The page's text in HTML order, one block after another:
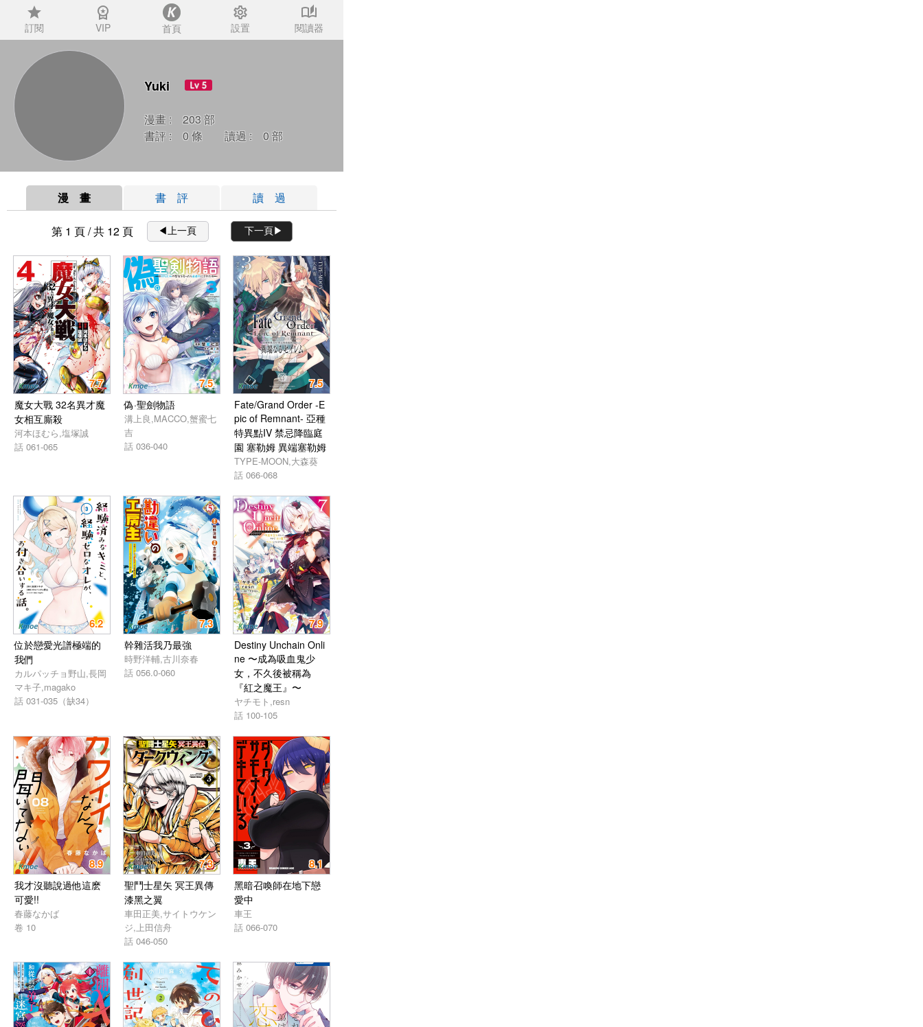
star
訂閱
workspace_premium
VIP 首頁
settings
設置
auto_stories
閱讀器
Yuki
漫畫 : 203 部
書評 : 0 條 讀過 : 0 部
漫 畫 書 評 讀 過
第 1 頁 / 共 12 頁 ◀︎上一頁 下一頁▶︎
7.7
魔女大戰 32名異才魔
女相互廝殺
河本ほむら,塩塚誠
話 061-065
7.5
偽·聖劍物語
溝上良,MACCO,蟹蜜七
吉
話 036-040
7.5
Fate/Grand Order -E
pic of Remnant- 亞種
特異點IV 禁忌降臨庭
園 塞勒姆 異端塞勒姆
TYPE-MOON,大森葵
話 066-068
6.2
位於戀愛光譜極端的
我們
カルパッチョ野山,長岡
マキ子,magako
話 031-035（缺34）
7.3
幹雜活我乃最強
時野洋輔,古川奈春
話 056.0-060
7.9
Destiny Unchain Onli
ne 〜成為吸血鬼少
女，不久後被稱為
『紅之魔王』〜
ヤチモト,resn
話 100-105
8.9
我才沒聽說過他這麽
可愛!!
春藤なかば
卷 10
7.3
聖鬥士星矢 冥王異傳
漆黑之翼
車田正美,サイトウケン
ジ,上田信舟
話 046-050
8.1
黑暗召喚師在地下戀
愛中
車王
話 066-070